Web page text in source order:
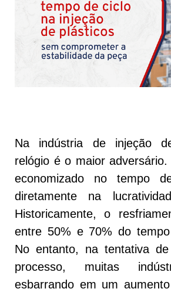
Na indústria de injeção
relógio é o maior
economizado no tempo
diretamente na
Historicamente, o
entre 50% e 70% do
No entanto, na tentativa
processo, muitas
esbarrando em um